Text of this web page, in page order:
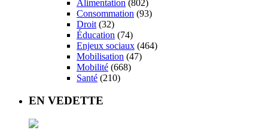
Alimentation (802)
Consommation (93)
Droit (32)
Éducation (74)
Enjeux sociaux (464)
Mobilisation (47)
Mobilité (668)
Santé (210)
EN VEDETTE